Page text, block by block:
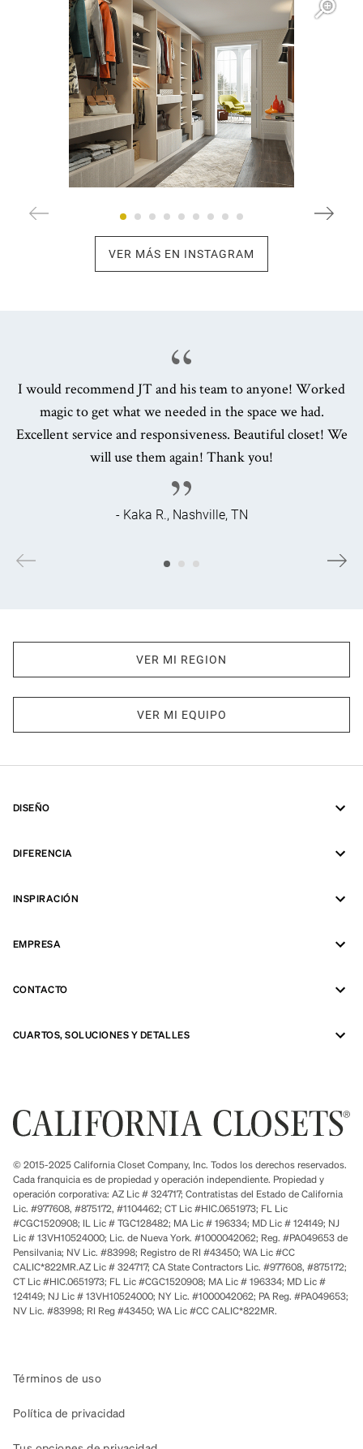
VER MÁS EN INSTAGRAM
I would recommend JT and his team to anyone! Worked
magic to get what we needed in the space we had.
Excellent service and responsiveness. Beautiful closet! We
will use them again! Thank you!
- Kaka R., Nashville, TN
VER MI REGION
VER MI EQUIPO
DISEÑO
DIFERENCIA
INSPIRACIÓN
EMPRESA
CONTACTO
CUARTOS, SOLUCIONES Y DETALLES
© 2015-2025 California Closet Company, Inc. Todos los derechos reservados.
Cada franquicia es de propiedad y operación independiente. Propiedad y
operación corporativa: AZ Lic # 324717; Contratistas del Estado de California
Lic. #977608, #875172, #1104462; CT Lic #HIC.0651973; FL Lic
#CGC1520908; IL Lic # TGC128482; MA Lic # 196334; MD Lic # 124149; NJ
Lic # 13VH10524000; Lic. de Nueva York. #1000042062; Reg. #PA049653 de
Pensilvania; NV Lic. #83998; Registro de RI #43450; WA Lic #CC
CALIC*822MR.AZ Lic # 324717; CA State Contractors Lic. #977608, #875172;
CT Lic #HIC.0651973; FL Lic #CGC1520908; MA Lic # 196334; MD Lic #
124149; NJ Lic # 13VH10524000; NY Lic. #1000042062; PA Reg. #PA049653;
NV Lic. #83998; RI Reg #43450; WA Lic #CC CALIC*822MR.
Términos de uso
Política de privacidad